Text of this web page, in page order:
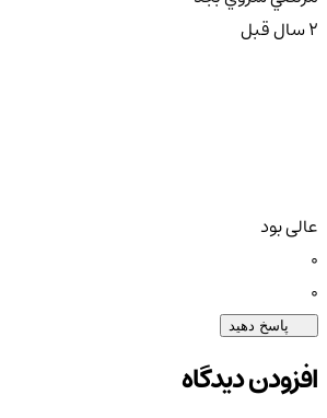
عالی بود
پاسخ دهید
افزودن دیدگاه